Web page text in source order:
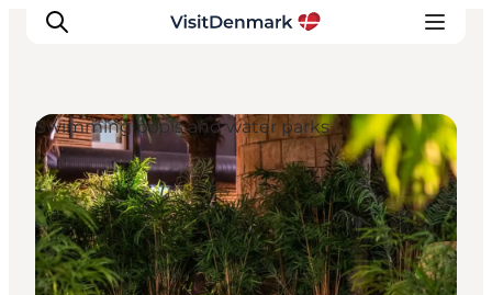
Inspiration
Resmål
Aktiviteter
Övernatta
Swimming pools and water parks